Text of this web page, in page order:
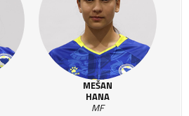
MEŠAN
HANA
MF